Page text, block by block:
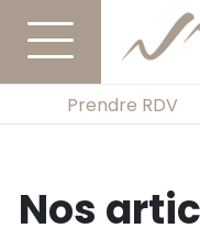
Prendre RDV
Nos